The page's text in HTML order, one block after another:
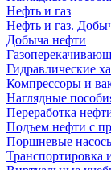
Нефть и газ
Нефть и газ.
Добыча нефти
Гидравлические
Компрессоры и
Наглядные
Переработка
Подъем нефти с
Поршневые
Транспортировка